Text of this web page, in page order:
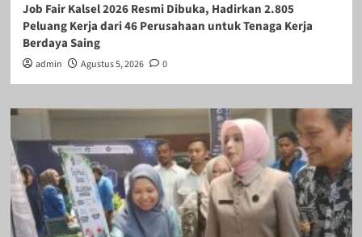
Job Fair Kalsel 2026 Resmi Dibuka, Hadirkan 2.805
Peluang Kerja dari 46 Perusahaan untuk Tenaga Kerja
Berdaya Saing
admin Agustus 5, 2026 0